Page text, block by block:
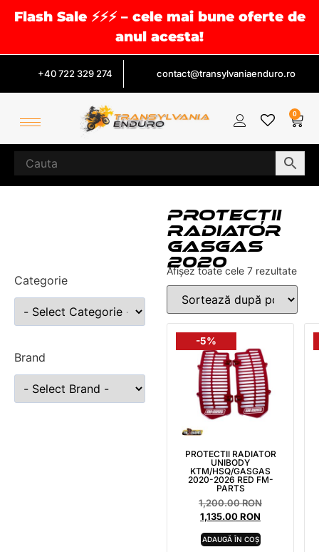
Flash Sale ⚡⚡⚡ – cele mai bune oferte de
anul acesta!
+40 722 329 274 contact@transylvaniaenduro.ro
0
Categorie
Brand
PROTECȚII
RADIATOR
GASGAS
2020
Afișez toate cele 7 rezultate
-5%
PROTECTII RADIATOR
UNIBODY
KTM/HSQ/GASGAS
2020-2026 RED FM-
PARTS
1,200.00RON
1,135.00RON
ADAUGĂ ÎN COȘ